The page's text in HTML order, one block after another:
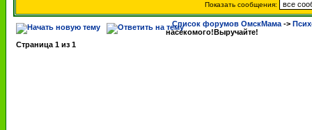
Показать сообщения:
Список форумов ОмскМама ->
насекомого!Выручайте!
Страница 1 из 1